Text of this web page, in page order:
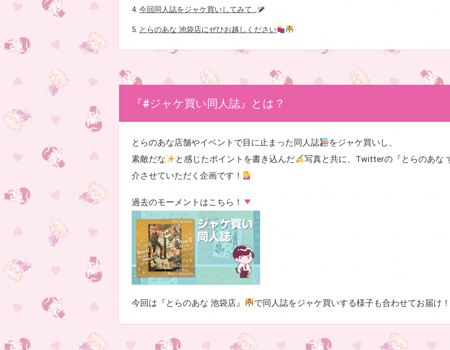
4. 今回同人誌をジャケ買いしてみて…
5. とらのあな 池袋店にぜひお越しください
『#ジャケ買い同人誌』とは？
とらのあな店舗やイベントで目に止まった同人誌
をジャケ買いし、
素敵だな
と感じたポイントを書き込んだ
写真と共に、Twitterの『とらのあな
介させていただく企画です！
過去のモーメントはこちら！
今回は『とらのあな 池袋店』 で同人誌をジャケ買いする様子も合わせてお届け